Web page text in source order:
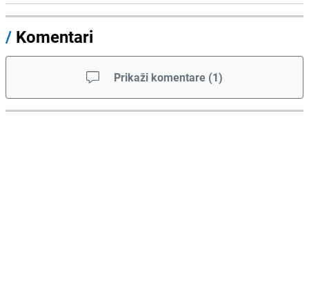
/ Komentari
Prikaži komentare (1)